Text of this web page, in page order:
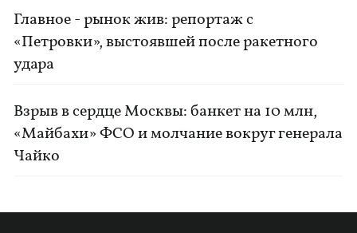
Главное - рынок жив: репортаж с
«Петровки», выстоявшей после ракетного
удара
Взрыв в сердце Москвы: банкет на 10 млн,
«Майбахи» ФСО и молчание вокруг генерала
Чайко